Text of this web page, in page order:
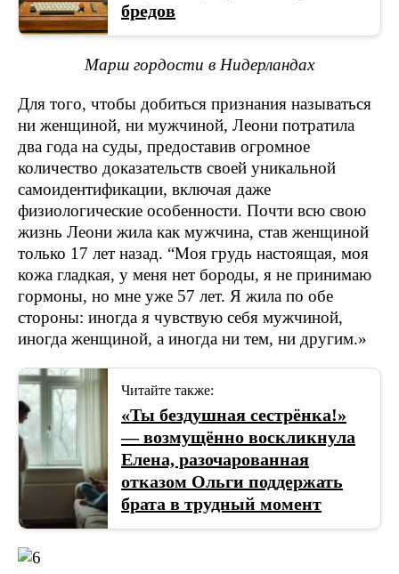
бредов
Марш гордости в Нидерландах
Для того, чтобы добиться признания называться
ни женщиной, ни мужчиной, Леони потратила
два года на суды, предоставив огромное
количество доказательств своей уникальной
самоидентификации, включая даже
физиологические особенности. Почти всю свою
жизнь Леони жила как мужчина, став женщиной
только 17 лет назад. “Моя грудь настоящая, моя
кожа гладкая, у меня нет бороды, я не принимаю
гормоны, но мне уже 57 лет. Я жила по обе
стороны: иногда я чувствую себя мужчиной,
иногда женщиной, а иногда ни тем, ни другим.»
Читайте также:
«Ты бездушная сестрёнка!»
— возмущённо воскликнула
Елена, разочарованная
отказом Ольги поддержать
брата в трудный момент